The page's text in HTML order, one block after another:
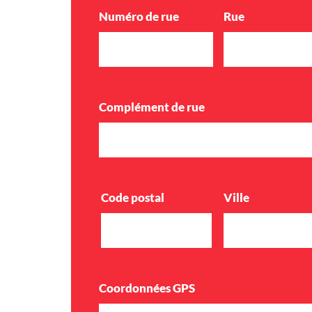
Numéro de rue Rue
Complément de rue
Ville
Code postal
Coordonnées GPS